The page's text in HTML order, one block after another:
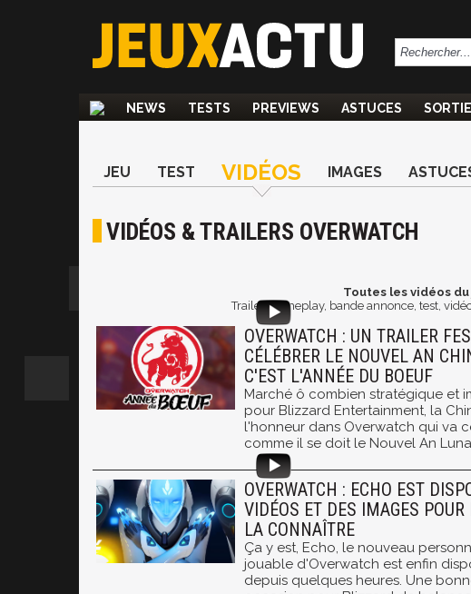
NEWS TESTS PREVIEWS ASTUCES
JEU TEST VIDÉOS IMAGES
VIDÉOS & TRAILERS OVERWATCH
Toutes les vidéos
Trailer, gameplay, bande annonce, test,
OVERWATCH : UN TRAILER
CÉLÉBRER LE NOUVEL AN
C'EST L'ANNÉE DU BOEUF
Marché ô combien stratégique et
pour Blizzard Entertainment, la
l'honneur dans Overwatch qui va
comme il se doit le Nouvel An
OVERWATCH : ECHO EST
VIDÉOS ET DES IMAGES POUR
LA CONNAÎTRE
Ça y est, Echo, le nouveau
jouable d'Overwatch est enfin
depuis quelques heures. Une